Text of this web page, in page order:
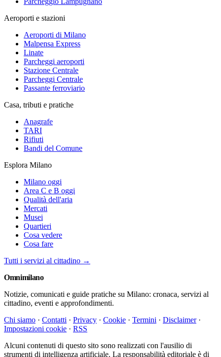
Aeroporti e stazioni
Aeroporti di Milano
Malpensa Express
Linate
Parcheggi aeroporti
Stazione Centrale
Parcheggi Centrale
Passante ferroviario
Casa, tributi e pratiche
Anagrafe
TARI
Rifiuti
Bandi del Comune
Esplora Milano
Milano oggi
Area C e B oggi
Qualità dell'aria
Mercati
Musei
Quartieri
Cosa vedere
Cosa fare
Tutti i servizi al cittadino →
Omnimilano
Notizie, comunicati e guide pratiche su Milano: cronaca, servizi al
cittadino, eventi e approfondimenti.
Chi siamo · Contatti · Privacy · Cookie · Termini · Disclaimer ·
Impostazioni cookie · RSS
Alcuni contenuti di questo sito sono realizzati con l'ausilio di
strumenti di intelligenza artificiale. La responsabilità editoriale è di